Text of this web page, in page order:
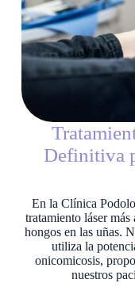
Definitiva
En la Clínica
tratamiento láser
hongos en las uñas.
utiliza la
onicomicosis,
nuestros